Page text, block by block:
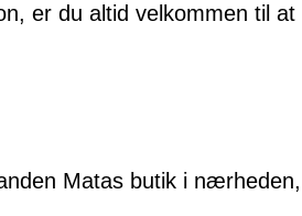
er du altid velkommen til
Matas butik i